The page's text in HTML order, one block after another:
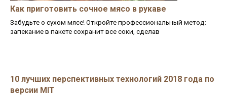
Как приготовить сочное мясо в рукаве
Забудьте о сухом мясе! Откройте профессиональный метод:
запекание в пакете сохранит все соки, сделав
10 лучших перспективных технологий 2018 года по
версии MIT